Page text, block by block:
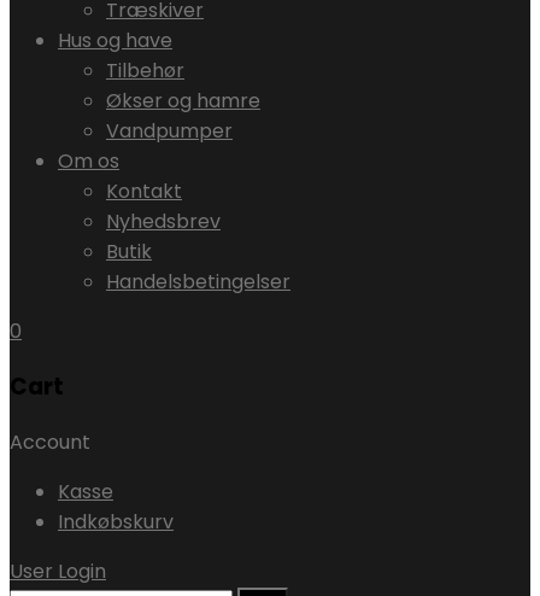
Træskiver
Hus og have
Tilbehør
Økser og hamre
Vandpumper
Om os
Kontakt
Nyhedsbrev
Butik
Handelsbetingelser
0
Cart
Account
Kasse
Indkøbskurv
User Login